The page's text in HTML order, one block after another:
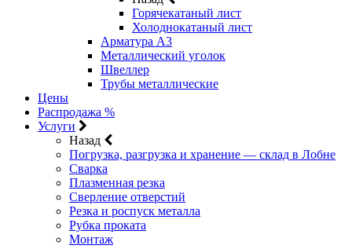
Горячекатаный лист
Холоднокатаный лист
Арматура А3
Металлический уголок
Швеллер
Трубы металлические
Цены
Распродажа %
Услуги
Назад
Погрузка, разгрузка и хранение — склад в Лобне
Сварка
Плазменная резка
Сверление отверстий
Резка и роспуск металла
Рубка проката
Монтаж